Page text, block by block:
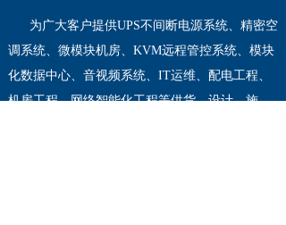
为广大客户提供UPS不间断电源系统、精密空
调系统、微模块机房、KVM远程管控系统、模块
化数据中心、音视频系统、IT运维、配电工程、
机房工程、网络智能化工程等供货、设计、施